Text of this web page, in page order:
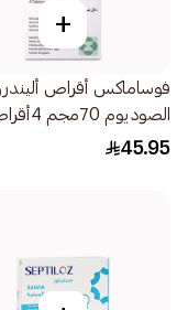
+
فوساماكس أقراص
الصوديوم 70مجم 4أقراص
45.95